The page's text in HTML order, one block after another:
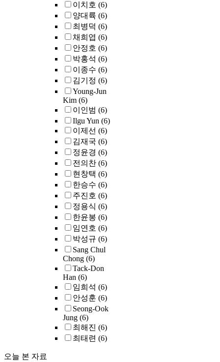
이치호 (6)
양대륙 (6)
최병덕 (6)
채희엽 (6)
안정호 (6)
박홍석 (6)
이종수 (6)
김기정 (6)
Young-Jun
Kim (6)
이인범 (6)
Ilgu Yun (6)
이제선 (6)
김재국 (6)
정윤경 (6)
전의찬 (6)
현창택 (6)
한승수 (6)
주진호 (6)
정용식 (6)
한윤봉 (6)
임연호 (6)
박성규 (6)
Sang Chul
Chong (6)
Tack-Don
Han (6)
임희석 (6)
안성훈 (6)
Seong-Ook
Jung (6)
최해진 (6)
최태련 (6)
오늘 본 자료